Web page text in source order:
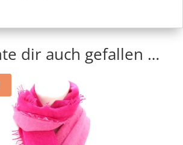
dir auch gefallen …